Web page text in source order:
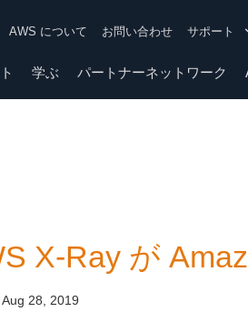
AWS について お問い合わせ サポート
学ぶ パートナーネットワーク
X-Ray が
Aug 28, 2019